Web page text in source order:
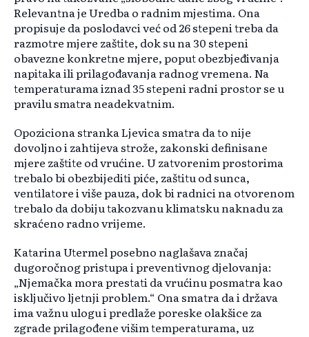
Relevantna je Uredba o radnim mjestima. Ona
propisuje da poslodavci već od 26 stepeni treba da
razmotre mjere zaštite, dok su na 30 stepeni
obavezne konkretne mjere, poput obezbjeđivanja
napitaka ili prilagođavanja radnog vremena. Na
temperaturama iznad 35 stepeni radni prostor se u
pravilu smatra neadekvatnim.
Opoziciona stranka Ljevica smatra da to nije
dovoljno i zahtijeva strože, zakonski definisane
mjere zaštite od vrućine. U zatvorenim prostorima
trebalo bi obezbijediti piće, zaštitu od sunca,
ventilatore i više pauza, dok bi radnici na otvorenom
trebalo da dobiju takozvanu klimatsku naknadu za
skraćeno radno vrijeme.
Katarina Utermel posebno naglašava značaj
dugoročnog pristupa i preventivnog djelovanja:
„Njemačka mora prestati da vrućinu posmatra kao
isključivo ljetnji problem.“ Ona smatra da i država
ima važnu ulogu i predlaže poreske olakšice za
zgrade prilagođene višim temperaturama, uz